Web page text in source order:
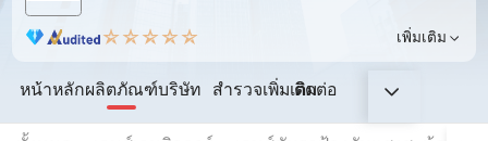
เพิ่มเติม
หน้าหลักผลิตภัณฑ์บริษัท สำรวจเพิ่มเติมติดต่อ